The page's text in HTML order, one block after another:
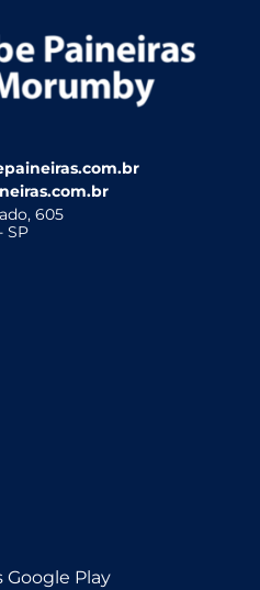
605
SP
Google Play